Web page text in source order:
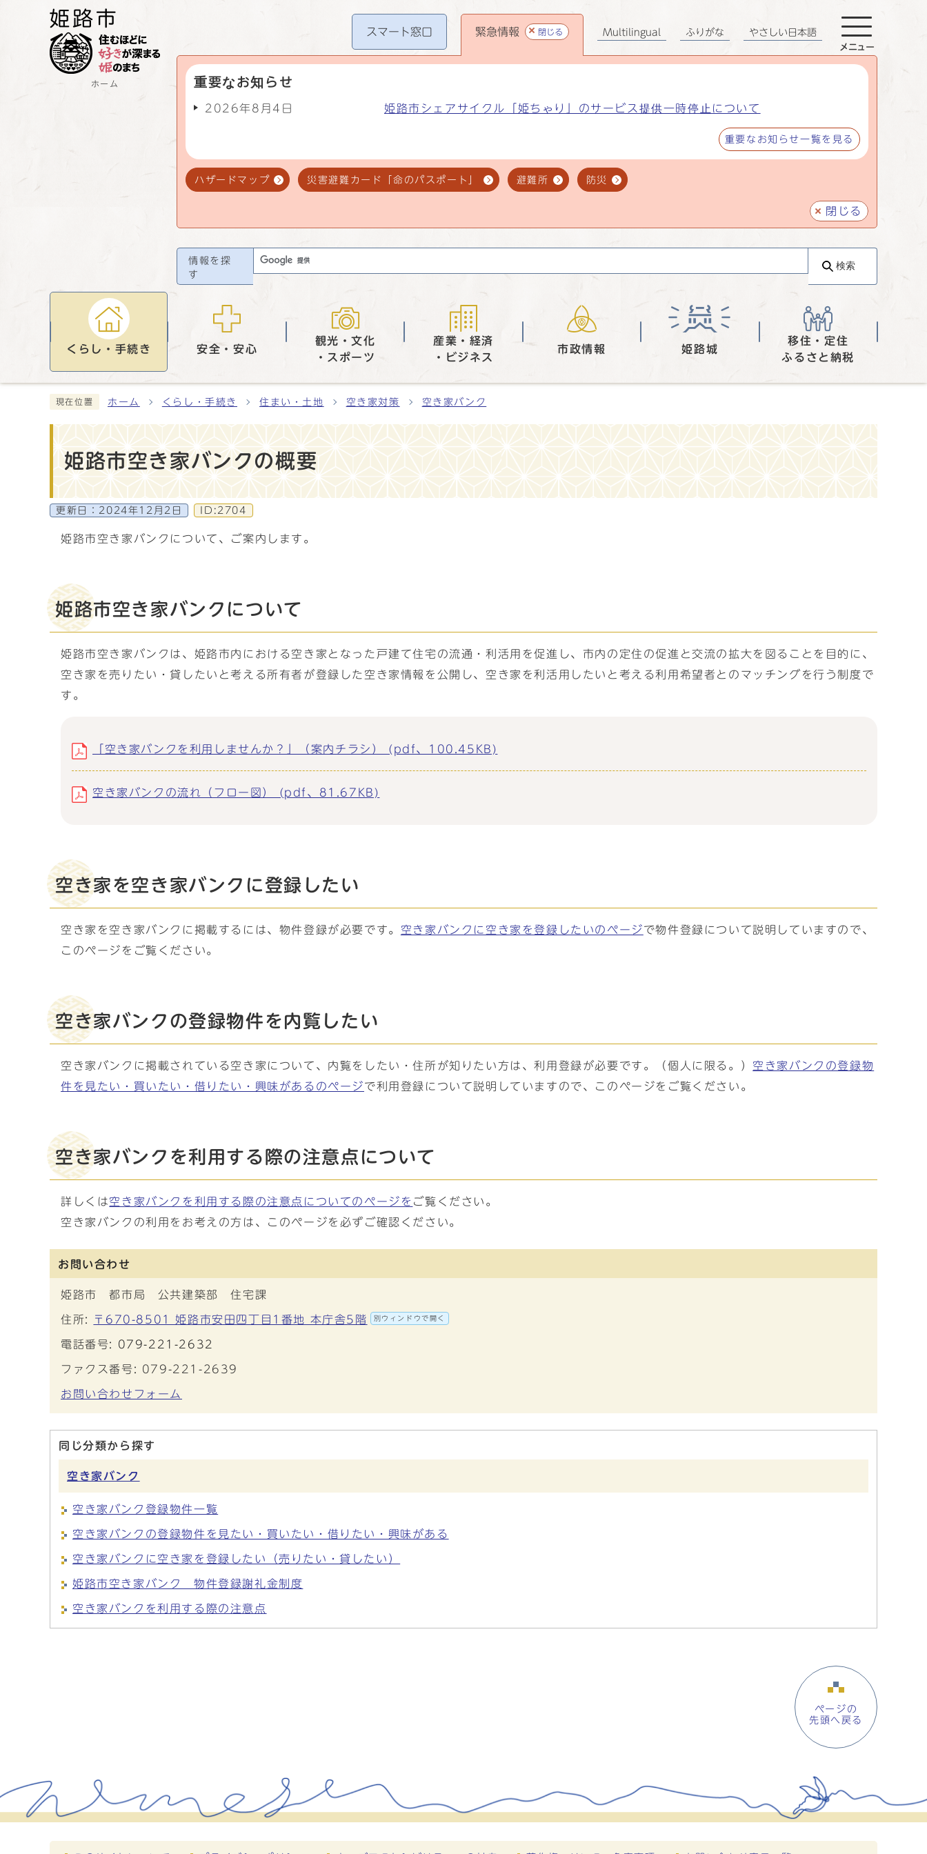
ホーム
スマート窓口 緊急情報 閉じる
重要なお知らせ
2026年8月4日 姫路市シェアサイクル「姫ちゃり」のサービス提供一時停止について
重要なお知らせ一覧を見る
ハザードマップ 災害避難カード「命のパスポート」 避難所 防災
閉じる
Multilingual ふりがな やさしい日本語
メニュー
情報を探
す
検索
くらし・手続き 安全・安心
観光・文化
・スポーツ
産業・経済
・ビジネス
市政情報 姫路城
移住・定住
ふるさと納税
現在位置 ホーム くらし・手続き 住まい・土地 空き家対策 空き家バンク
姫路市空き家バンクの概要
更新日： 2024年12月2日 ID:2704
姫路市空き家バンクについて、ご案内します。
姫路市空き家バンクについて
姫路市空き家バンクは、姫路市内における空き家となった戸建て住宅の流通・利活用を促進し、市内の定住の促進と交流の拡大を図ることを目的に、
空き家を売りたい・貸したいと考える所有者が登録した空き家情報を公開し、空き家を利活用したいと考える利用希望者とのマッチングを行う制度で
す。
「空き家バンクを利用しませんか？」（案内チラシ） (pdf、100.45KB)
空き家バンクの流れ（フロー図） (pdf、81.67KB)
空き家を空き家バンクに登録したい
空き家を空き家バンクに掲載するには、物件登録が必要です。 空き家バンクに空き家を登録したいのページで物件登録について説明していますので、
このページをご覧ください。
空き家バンクの登録物件を内覧したい
空き家バンクに掲載されている空き家について、内覧をしたい・住所が知りたい方は、利用登録が必要です。（個人に限る。） 空き家バンクの登録物
件を見たい・買いたい・借りたい・興味があるのページで利用登録について説明していますので、このページをご覧ください。
空き家バンクを利用する際の注意点について
詳しくは空き家バンクを利用する際の注意点についてのページを ご覧ください。
空き家バンクの利用をお考えの方は、このページを必ずご確認ください。
お問い合わせ
姫路市 都市局 公共建築部 住宅課
住所: 〒670-8501 姫路市安田四丁目1番地 本庁舎5階 別ウィンドウで開く
電話番号: 079-221-2632
ファクス番号: 079-221-2639
お問い合わせフォーム
同じ分類から探す
空き家バンク
空き家バンク登録物件一覧
空き家バンクの登録物件を見たい・買いたい・借りたい・興味がある
空き家バンクに空き家を登録したい（売りたい・貸したい）
姫路市空き家バンク 物件登録謝礼金制度
空き家バンクを利用する際の注意点
ページの
先頭へ戻る